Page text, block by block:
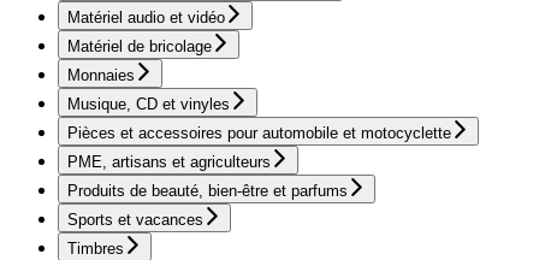
Matériel audio et vidéo
Matériel de bricolage
Monnaies
Musique, CD et vinyles
Pièces et accessoires pour automobile et motocyclette
PME, artisans et agriculteurs
Produits de beauté, bien-être et parfums
Sports et vacances
Timbres